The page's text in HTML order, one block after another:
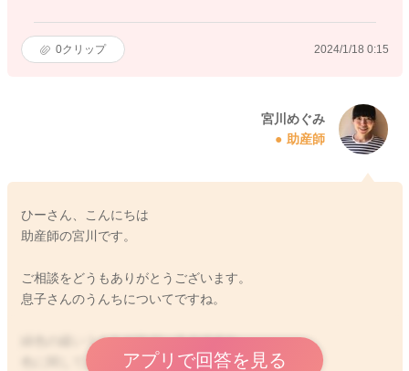
0クリップ 2024/1/18 0:15
宮川めぐみ
助産師
ひーさん、こんにちは
助産師の宮川です。
ご相談をどうもありがとうございます。
息子さんのうんちについてですね。
緑色の緩いうんちが出ているのですね。
色に関してはまず問題はありませんよ。
アプリで回答を見る